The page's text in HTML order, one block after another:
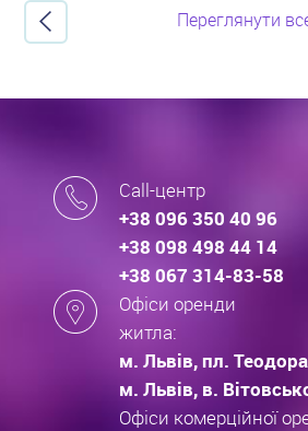
Переглянути
Call-центр
+38 096 350 40 96
+38 098 498 44 14
+38 067 314-83-58
Офіси оренди
житла:
м. Львів, пл.
м. Львів, в.
Офіси комерційної